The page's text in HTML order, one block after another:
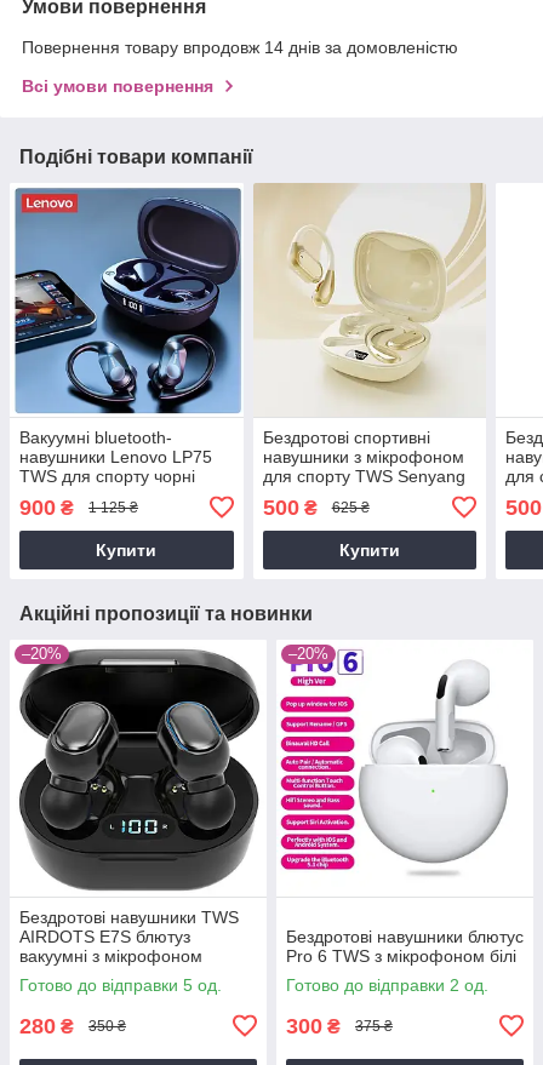
Умови повернення
Повернення товару впродовж 14 днів за домовленістю
Всі умови повернення
Подібні товари компанії
Вакуумні bluetooth-
навушники Lenovo LP75
TWS для спорту чорні
900 ₴ 1 125 ₴
Купити
Бездротові спортивні
навушники з мікрофоном
для спорту TWS Senyang
500₴ 625 ₴
Купити
для
500
Акційні пропозиції та новинки
–20%
Бездротові навушники TWS
AIRDOTS E7S блютуз
вакуумні з мікрофоном
Bluetooth 5,0 чорний без
коробки
Готово до відправки 5 од.
280 ₴ 350 ₴
–20%
Бездротові навушники блютус
Pro 6 TWS з мікрофоном білі
Готово до відправки 2 од.
300 ₴ 375 ₴